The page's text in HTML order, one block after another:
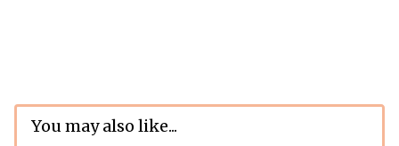
You may also like...